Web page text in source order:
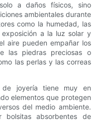
a daños físicos, sino
ambientales durante
como la humedad, las
a la luz solar y
aire pueden empañar los
las piedras preciosas o
las perlas y las correas
de joyería tiene muy en
elementos que protegen
del medio ambiente.
bolsitas absorbentes de